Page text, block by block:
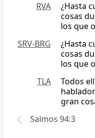
RVA
¿Hasta
cosas
los que
SRV-BRG
¿Hasta
cosas
los que
TLA
Todos
gran
Salmos 94:3